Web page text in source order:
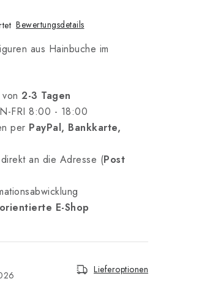
Bewertungsdetails
aus Hainbuche im
2-3 Tagen
FRI 8:00 - 18:00
per PayPal, Bankkarte,
an die Adresse (Post
E-Shop
Lieferoptionen